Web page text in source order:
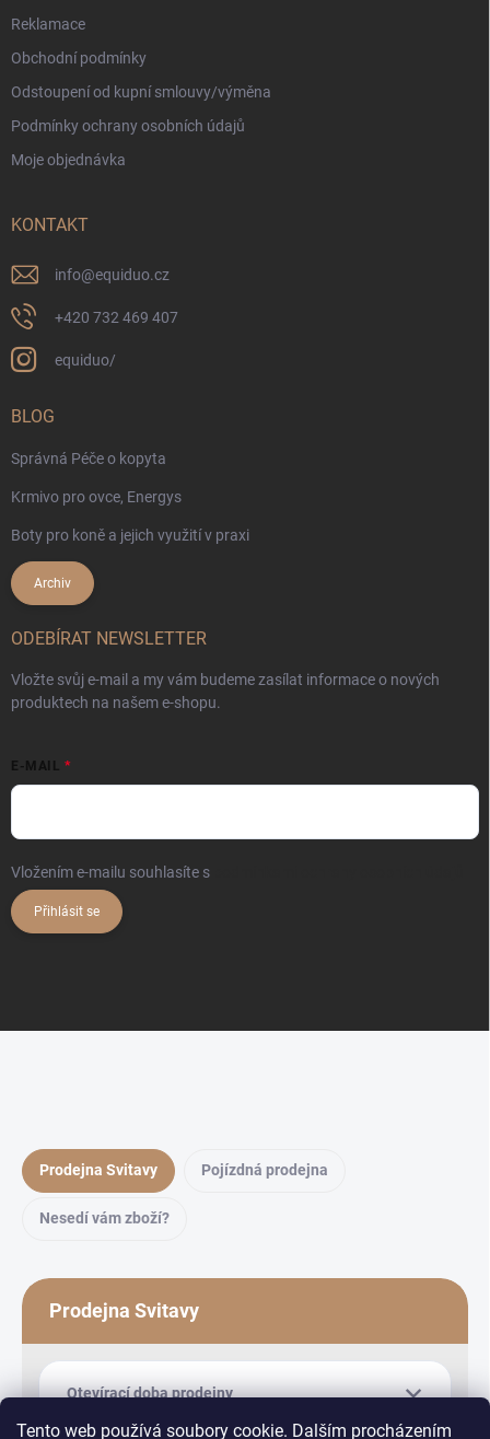
Tento web používá soubory cookie. Dalším procházením
Reklamace
Obchodní podmínky
Odstoupení od kupní smlouvy/výměna
Podmínky ochrany osobních údajů
Moje objednávka
KONTAKT
info@equiduo.cz
+420 732 469 407
equiduo/
BLOG
Správná Péče o kopyta
Krmivo pro ovce, Energys
Boty pro koně a jejich využití v praxi
Archiv
ODEBÍRAT NEWSLETTER
Vložte svůj e-mail a my vám budeme zasílat informace o nových
produktech na našem e-shopu.
E-MAIL
Vložením e-mailu souhlasíte s
Přihlásit se
Prodejna Svitavy Pojízdná prodejna
Nesedí vám zboží?
Prodejna Svitavy
Otevírací doba prodejny